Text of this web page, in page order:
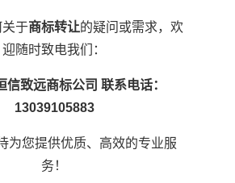
于商标转让的疑问或需求，欢
迎随时致电我们：
信致远商标公司 联系电话：
13039105883
为您提供优质、高效的专业服
务！